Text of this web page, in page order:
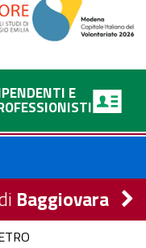
E
Baggiovara